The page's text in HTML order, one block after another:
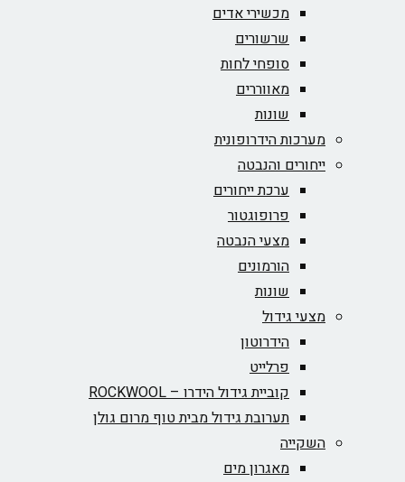
מכשירי אדים
שרשורים
סופחי לחות
מאווררים
שונות
מערכות הידרופונית
ייחורים והנבטה
ערכת ייחורים
פרופוגטור
מצעי הנבטה
הורמונים
שונות
מצעי גידול
הידרוטון
פרלייט
קוביית גידול הידרו – ROCKWOOL‏
תערובת גידול מבית טוף מרום גולן
השקייה
מאגרון מים